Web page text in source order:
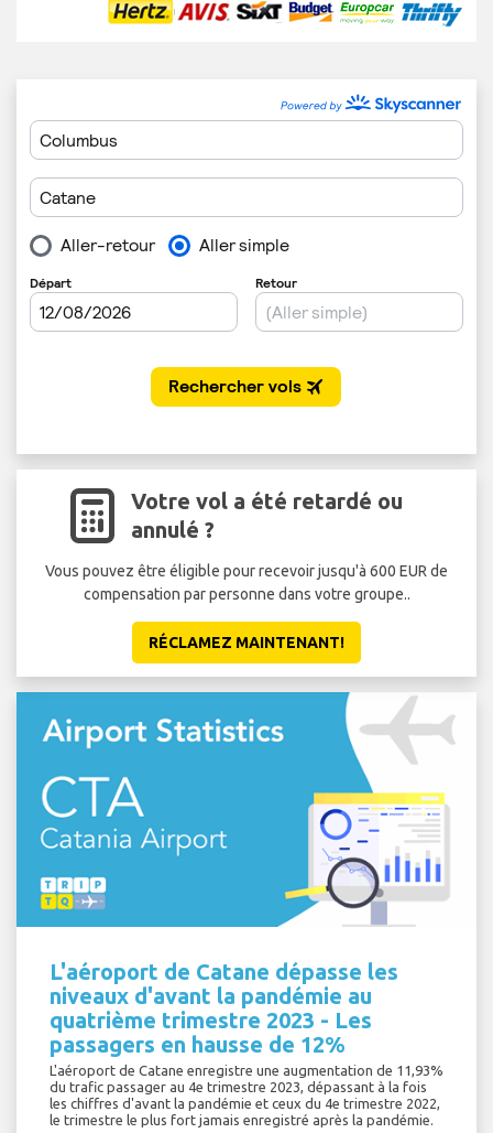
Votre vol a été retardé ou
annulé ?
Vous pouvez être éligible pour recevoir jusqu'à 600 EUR de
compensation par personne dans votre groupe..
RÉCLAMEZ MAINTENANT!
L'aéroport de Catane dépasse les
niveaux d'avant la pandémie au
quatrième trimestre 2023 - Les
passagers en hausse de 12%
L'aéroport de Catane enregistre une augmentation de 11,93%
du trafic passager au 4e trimestre 2023, dépassant à la fois
les chiffres d'avant la pandémie et ceux du 4e trimestre 2022,
le trimestre le plus fort jamais enregistré après la pandémie.